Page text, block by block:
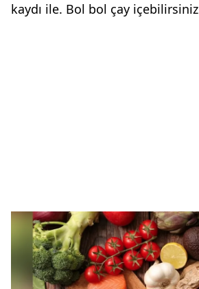
kaydı ile. Bol bol çay